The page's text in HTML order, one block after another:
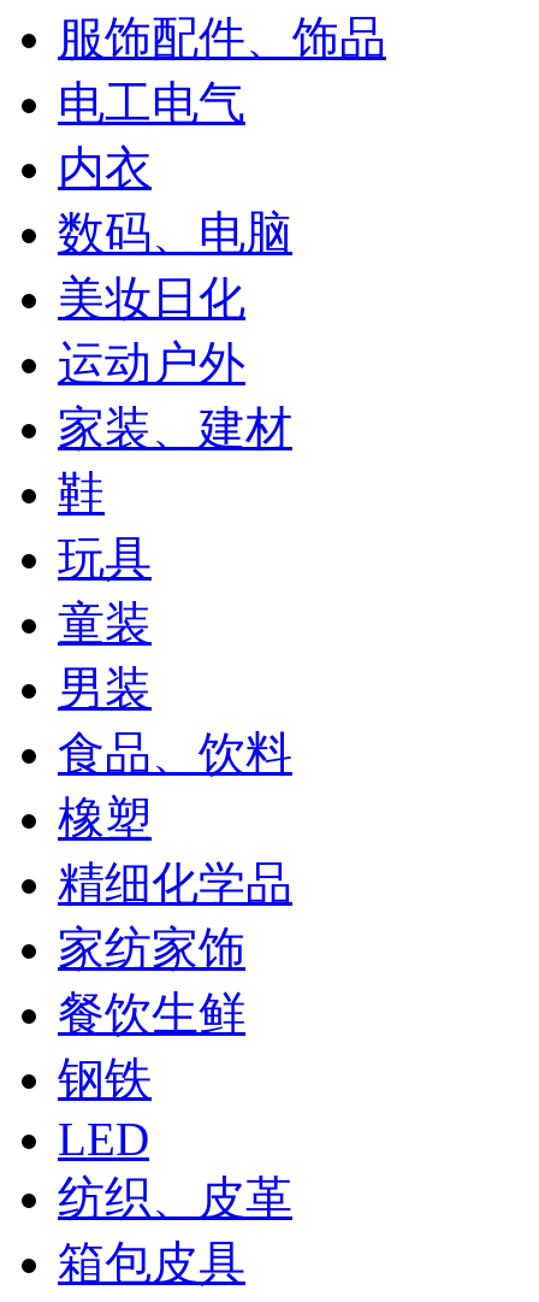
服饰配件、饰品
电工电气
内衣
数码、电脑
美妆日化
运动户外
家装、建材
鞋
玩具
童装
男装
食品、饮料
橡塑
精细化学品
家纺家饰
餐饮生鲜
钢铁
LED
纺织、皮革
箱包皮具